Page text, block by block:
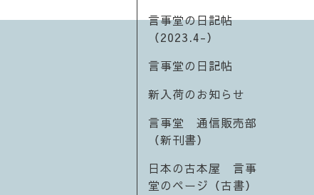
言事堂の日記帖
（2023.4-）
言事堂の日記帖
新入荷のお知らせ
言事堂 通信販売部
（新刊書）
日本の古本屋 言事
堂のページ（古書）